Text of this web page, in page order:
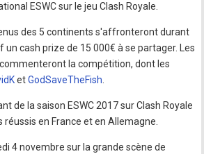
ESWC sur le jeu Clash Royale.
des 5 continents s'affronteront durant
un cash prize de 15 000€ à se partager. Les
la compétition, dont les
etGodSaveTheFish
de la saison ESWC 2017 sur Clash Royale
en France et en Allemagne.
4 novembre sur la grande scène de